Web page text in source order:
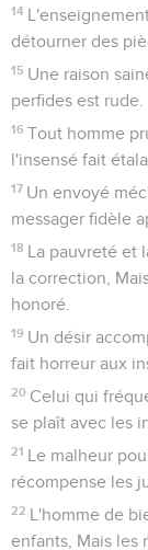
14
détourner des
15 Une raison
perfides est rude.
16 Tout homme
l'insensé fait
17 Un envoyé
messager fidèle
18 La pauvreté et
la correction,
honoré.
19 Un désir
fait horreur aux
20 Celui qui
se plaît avec les
21 Le malheur
récompense les
22 L'homme de
enfants, Mais les